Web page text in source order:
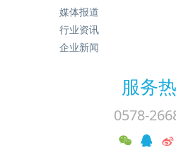
媒体报道
行业资讯
企业新闻
服务
0578-